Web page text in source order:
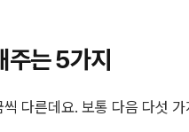
주는 5가지
다른데요. 보통 다음 다섯